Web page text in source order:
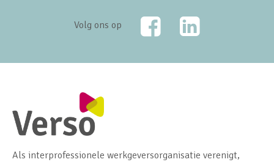
Volg ons op
FacebookLinkedIn
Als interprofessionele werkgeversorganisatie verenigt,